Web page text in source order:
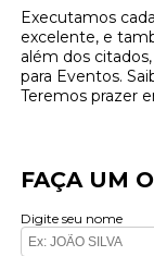
Executamos
excelente, e
além dos
para Eventos.
Teremos prazer
FAÇA UM
Digite seu nome